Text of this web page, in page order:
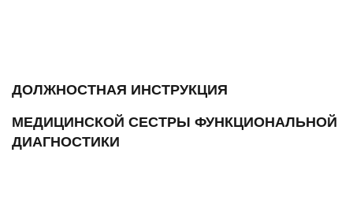
ДОЛЖНОСТНАЯ ИНСТРУКЦИЯ
МЕДИЦИНСКОЙ СЕСТРЫ ФУНКЦИОНАЛЬНОЙ
ДИАГНОСТИКИ